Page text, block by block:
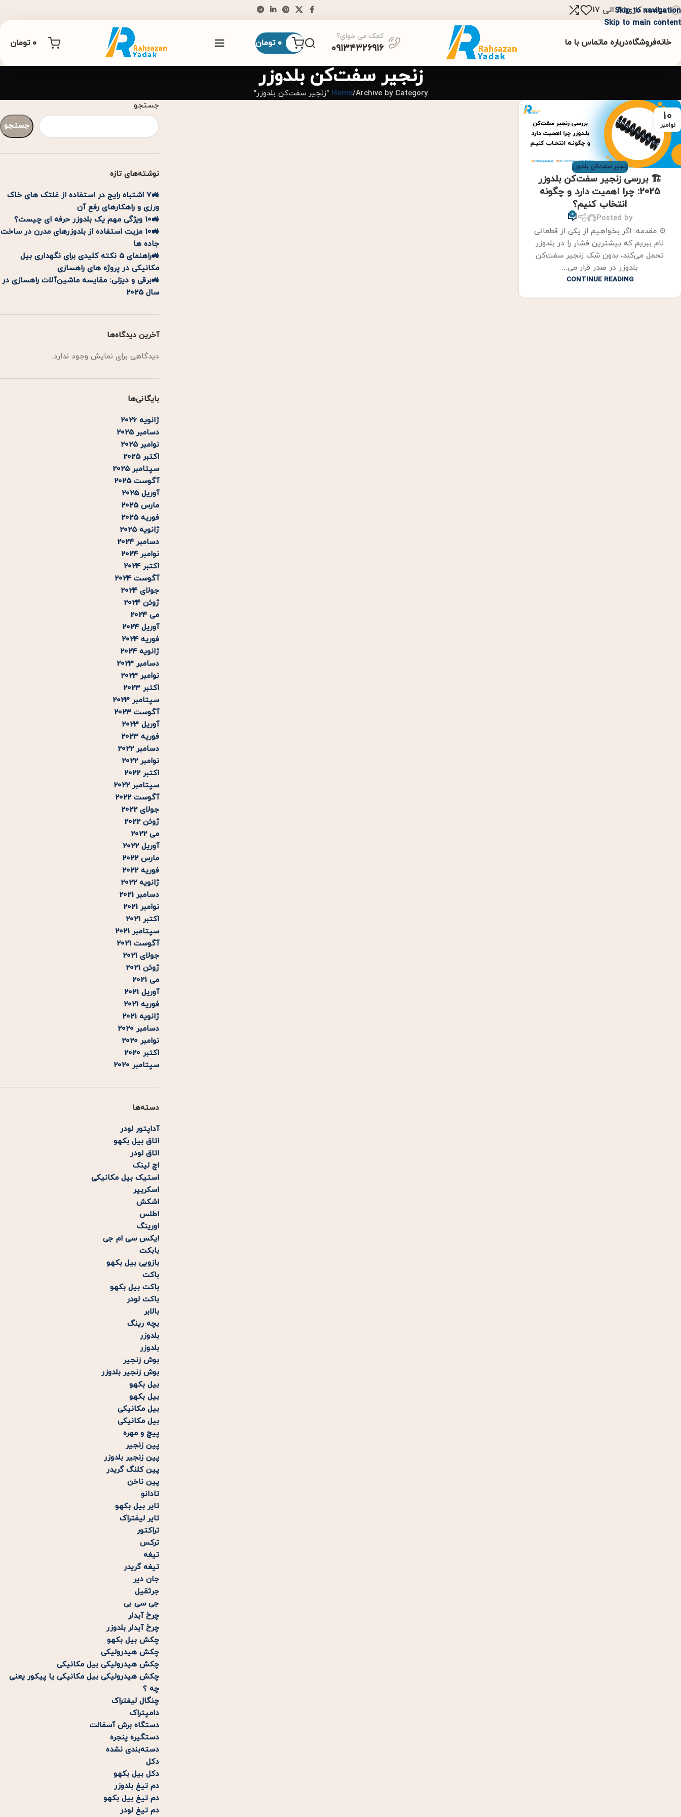
Skip to navigation
Skip to main content
ساعت کاری: 8 الی 17
خانهفروشگاهدرباره ماتماس با ما
کمک می خوای؟
۰۹۱۳۴۳۲۶۹۱۶ 0 تومان 0 تومان
زنجیر سفت‌کن بلدوزر
Home Archive by Category "زنجیر سفت‌کن بلدوزر"
10
نوامبر
زنجیر سفت‌کن بلدوزر
🏗️ بررسی زنجیر سفت‌کن بلدوزر
2025: چرا اهمیت دارد و چگونه
انتخاب کنیم؟
Posted by
0
⚙️ مقدمه: اگر بخواهیم از یکی از قطعاتی
نام ببریم که بیشترین فشار را در بلدوزر
تحمل می‌کند، بدون شک زنجیر سفت‌کن
بلدوزر در صدر قرار می‌...
CONTINUE READING
جستجو
جستجو
نوشته‌های تازه
🚜7 اشتباه رایج در استفاده از غلتک های خاک
ورزی و راهکارهای رفع آن
🚜10 ویژگی مهم یک بلدوزر حرفه ای چیست؟
🚜10 مزیت استفاده از بلدوزرهای مدرن در ساخت
جاده ها
🚜راهنمای 5 نکته کلیدی برای نگهداری بیل
مکانیکی در پروژه های راهسازی
🚜برقی و دیزلی: مقایسه ماشین‌آلات راهسازی در
سال 2025
آخرین دیدگاه‌ها
دیدگاهی برای نمایش وجود ندارد.
بایگانی‌ها
ژانویه 2026
دسامبر 2025
نوامبر 2025
اکتبر 2025
سپتامبر 2025
آگوست 2025
آوریل 2025
مارس 2025
فوریه 2025
ژانویه 2025
دسامبر 2024
نوامبر 2024
اکتبر 2024
آگوست 2024
جولای 2024
ژوئن 2024
می 2024
آوریل 2024
فوریه 2024
ژانویه 2024
دسامبر 2023
نوامبر 2023
اکتبر 2023
سپتامبر 2023
آگوست 2023
آوریل 2023
فوریه 2023
دسامبر 2022
نوامبر 2022
اکتبر 2022
سپتامبر 2022
آگوست 2022
جولای 2022
ژوئن 2022
می 2022
آوریل 2022
مارس 2022
فوریه 2022
ژانویه 2022
دسامبر 2021
نوامبر 2021
اکتبر 2021
سپتامبر 2021
آگوست 2021
جولای 2021
ژوئن 2021
می 2021
آوریل 2021
فوریه 2021
ژانویه 2021
دسامبر 2020
نوامبر 2020
اکتبر 2020
سپتامبر 2020
دسته‌ها
آداپتور لودر
اتاق بیل بکهو
اتاق لودر
اچ لینک
استیک بیل مکانیکی
اسکریپر
اشکش
اطلس
اورینگ
ایکس سی ام جی
بابکت
بازویی بیل بکهو
باکت
باکت بیل بکهو
باکت لودر
بالابر
بچه رینگ
بلدوزر
بلدوزر
بوش زنجیر
بوش زنجیر بلدوزر
بیل بکهو
بیل بکهو
بیل مکانیکی
بیل مکانیکی
پیچ و مهره
پین زنجیر
پین زنجیر بلدوزر
پین کلنگ گریدر
پین ناخن
تادانو
تایر بیل بکهو
تایر لیفتراک
تراکتور
ترکس
تیغه
تیغه گریدر
جان دیر
جرثقیل
جی سی بی
چرخ آیدلر
چرخ آیدلر بلدوزر
چکش بیل بکهو
چکش هیدرولیکی
چکش هیدرولیکی بیل مکانیکی
چکش هیدرولیکی بیل مکانیکی یا پیکور یعنی
چه ؟
چنگال لیفتراک
دامپتراک
دستگاه برش آسفالت
دستگیره پنجره
دسته‌بندی نشده
دکل
دکل بیل بکهو
دم تیغ بلدوزر
دم تیغ بیل بکهو
دم تیغ لودر